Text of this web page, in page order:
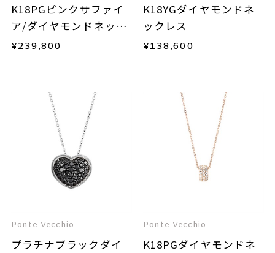
K18PGピンクサファイ
ア/ダイヤモンドネック
レス
¥239,800
K18YGダイヤモンドネ
ックレス
¥138,600
Ponte Vecchio
プラチナブラックダイ
Ponte Vecchio
K18PGダイヤモンドネ